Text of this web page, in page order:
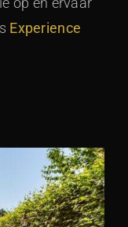
Experience